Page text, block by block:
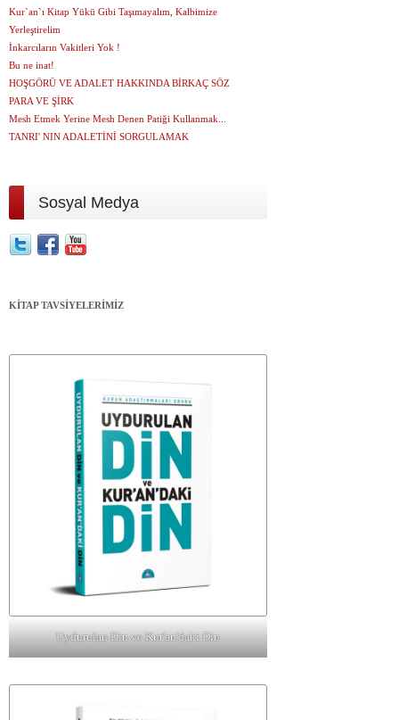
Kur`an`ı Kitap Yükü Gibi Taşımayalım, Kalbimize
Yerleştirelim
İnkarcıların Vakitleri Yok !
Bu ne inat!
HOŞGÖRÜ VE ADALET HAKKINDA BİRKAÇ SÖZ
PARA VE ŞİRK
Mesh Etmek Yerine Mesh Denen Patiği Kullanmak...
TANRI' NIN ADALETİNİ SORGULAMAK
Sosyal Medya
KİTAP TAVSİYELERİMİZ
Uydurulan Din ve Kur'an'daki Din